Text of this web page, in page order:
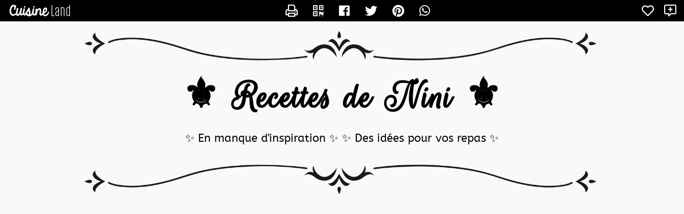
⚜️ Recettes de Nini ⚜️
✨ En manque d'inspiration ✨ ✨ Des idées pour vos repas ✨
X
CONTACTER NINICM